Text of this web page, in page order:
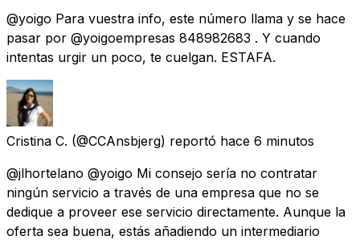
@yoigo Para vuestra info, este número llama y se hace
pasar por @yoigoempresas 848982683 . Y cuando
intentas urgir un poco, te cuelgan. ESTAFA.
Cristina C. (@CCAnsbjerg) reportó hace 6 minutos
@jlhortelano @yoigo Mi consejo sería no contratar
ningún servicio a través de una empresa que no se
dedique a proveer ese servicio directamente. Aunque la
oferta sea buena, estás añadiendo un intermediario